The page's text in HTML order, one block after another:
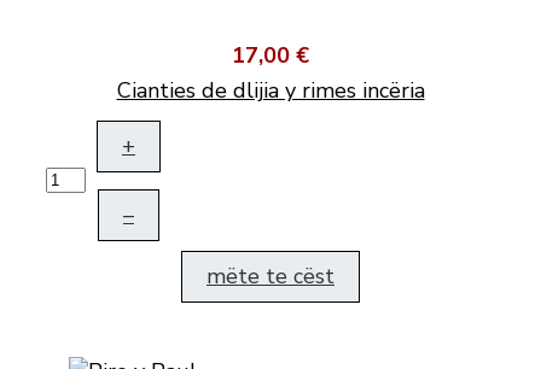
17,00 €
Cianties de dlijia y rimes incëria
+
–
mëte te cëst